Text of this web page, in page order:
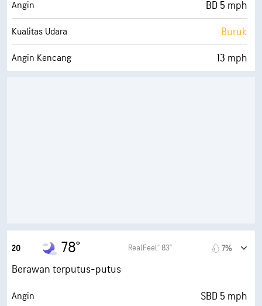
Angin BD 5 mph
Kualitas Udara Buruk
Angin Kencang 13 mph
20 78° RealFeel® 83° 7%
Berawan terputus-putus
Angin SBD 5 mph